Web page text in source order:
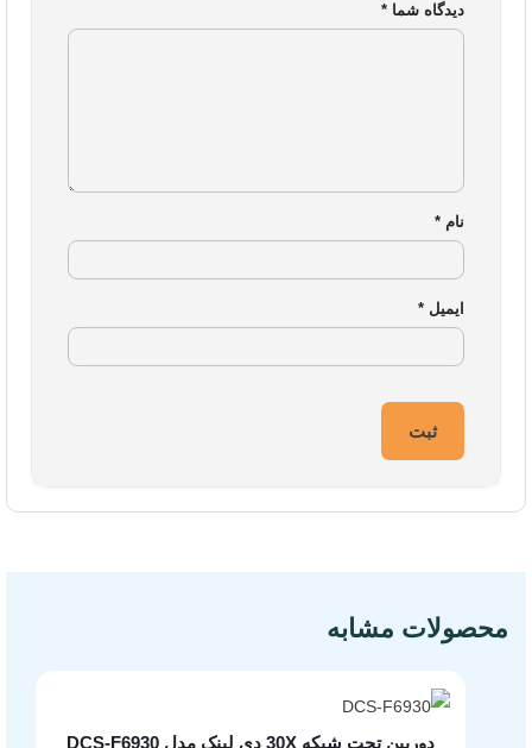
دیدگاه شما *
نام *
ایمیل *
محصولات مشابه
دوربین تحت شبکه 30X دی لینک مدل DCS-F6930